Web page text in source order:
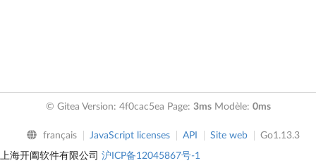
© Gitea Version: 4f0cac5ea Page: 3msModèle: 0ms
français JavaScript licenses API Site web Go1.13.3
上海开阖软件有限公司 沪ICP备12045867号-1